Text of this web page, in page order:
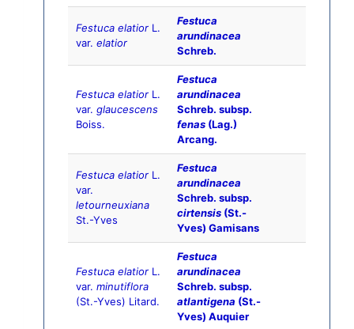
Festuca elatior L.
var. elatior
Festuca
arundinacea
Schreb.
Festuca elatior L.
var. glaucescens
Boiss.
Festuca
arundinacea
Schreb. subsp.
fenas (Lag.)
Arcang.
Festuca elatior L.
var.
letourneuxiana
St.-Yves
Festuca
arundinacea
Schreb. subsp.
cirtensis (St.-
Yves) Gamisans
Festuca elatior L.
var. minutiflora
(St.-Yves) Litard.
Festuca
arundinacea
Schreb. subsp.
atlantigena (St.-
Yves) Auquier